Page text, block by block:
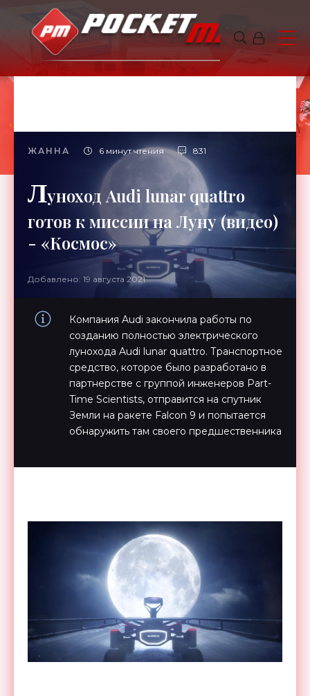
ЖАННА 6 минут чтения 831
Луноход Audi lunar quattro
готов к миссии на Луну (видео)
- «Космос»
Добавлено: 19 августа 2021
Компания Audi закончила работы по
созданию полностью электрического
лунохода Audi lunar quattro. Транспортное
средство, которое было разработано в
партнерстве с группой инженеров Part-
Time Scientists, отправится на спутник
Земли на ракете Falcon 9 и попытается
обнаружить там своего предшественника